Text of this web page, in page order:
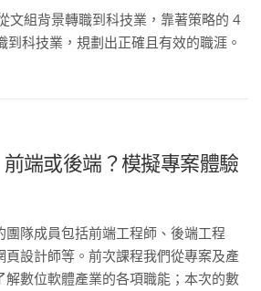
文組背景轉職到科技業，靠著策略的 4
科技業，規劃出正確且有效的職涯。
端或後端？模擬專案體驗
隊成員包括前端工程師、後端工程
設計師等。前次課程我們從專案及產
數位軟體產業的各項職能；本次的數